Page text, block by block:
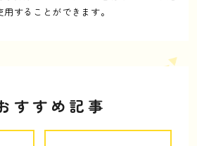
することができます。
すすめ記事